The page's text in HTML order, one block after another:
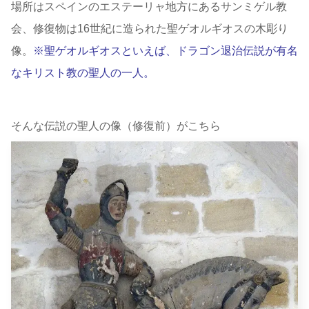
場所はスペインのエステーリャ地方にあるサンミゲル教
会、修復物は16世紀に造られた聖ゲオルギオスの木彫り
像。
※聖ゲオルギオスといえば、ドラゴン退治伝説が有名
なキリスト教の聖人の一人。
そんな伝説の聖人の像（修復前）がこちら